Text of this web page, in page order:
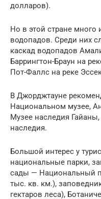
долларов).
Но в этой стране много
водопадов. Среди них
каскад водопадов
Баррингтон-Браун на
Пот-Фаллс на реке
В Джорджтауне
Национальном музее,
Музее наследия
наследия.
Большой интерес у
национальные парки,
сады — Национальный
тыс. кв. км.),
гектаров леса),